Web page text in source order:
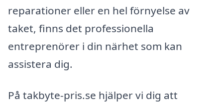
reparationer eller en hel förnyelse av
taket, finns det professionella
entreprenörer i din närhet som kan
assistera dig.
På takbyte-pris.se hjälper vi dig att